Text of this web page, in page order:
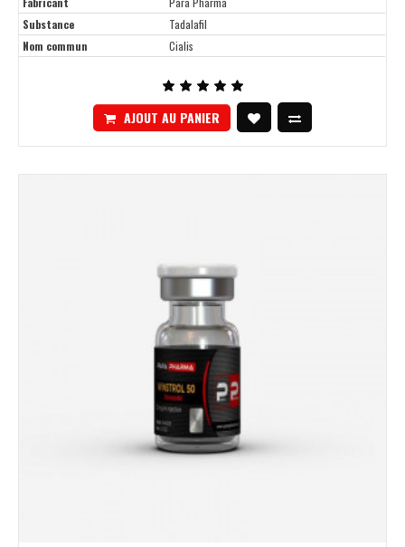
Substance
Tadalafil
Nom commun
Cialis
AJOUT AU PANIER